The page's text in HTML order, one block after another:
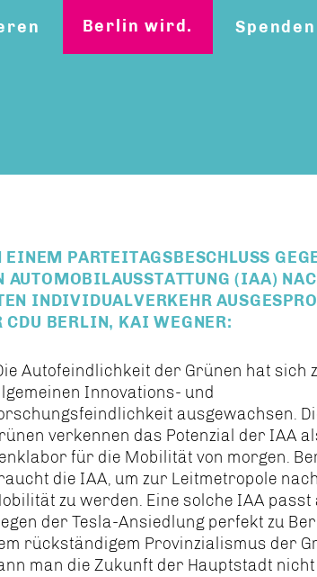
Berlin wird. Spenden
PARTEITAGSBESCHLUSS
AUTOMOBILAUSSTATTUNG (IAA)
INDIVIDUALVERKEHR
CDU BERLIN, KAI WEGNER:
Autofeindlichkeit der Grünen hat sich
Innovations- und
ausgewachsen.
verkennen das Potenzial der IAA
für die Mobilität von morgen.
die IAA, um zur Leitmetropole
zu werden. Eine solche IAA passt
der Tesla-Ansiedlung perfekt zu
rückständigem Provinzialismus der
man die Zukunft der Hauptstadt nicht